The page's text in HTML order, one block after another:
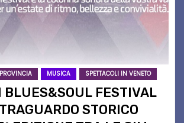
MUSICA SPETTACOLI IN VENETO
BLUES&SOUL FESTIVAL
STORICO